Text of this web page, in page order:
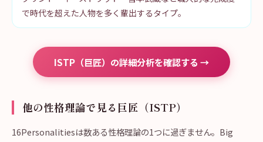
で時代を超えた人物を多く輩出するタイプ。
ISTP（巨匠）の詳細分析を確認する →
他の性格理論で見る巨匠（ISTP）
16Personalitiesは数ある性格理論の1つに過ぎません。Big